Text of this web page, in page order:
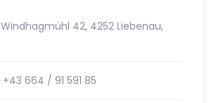
Windhagmühl 42, 4252 Liebenau,
+43 664 / 91 591 85